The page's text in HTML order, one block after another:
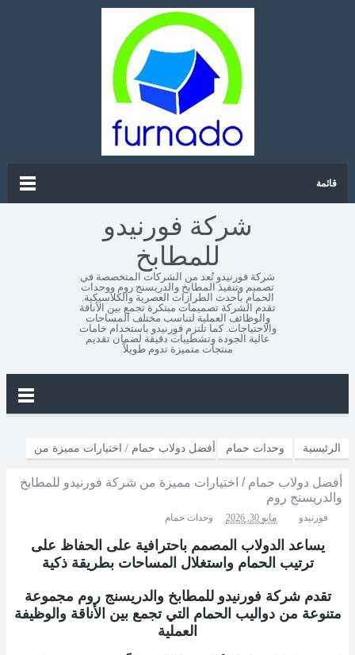
قائمة
شركة فورنيدو
للمطابخ
شركة فورنيدو تُعد من الشركات المتخصصة في
تصميم وتنفيذ المطابخ والدريسنج روم ووحدات
الحمام بأحدث الطرازات العصرية والكلاسيكية.
تقدم الشركة تصميمات مبتكرة تجمع بين الأناقة
والوظائف العملية لتناسب مختلف المساحات
والاحتياجات. كما تلتزم فورنيدو باستخدام خامات
عالية الجودة وتشطيبات دقيقة لضمان تقديم
منتجات متميزة تدوم طويلاً
الرئيسية وحدات حمام أفضل دولاب حمام / اختيارات مميزة من
شركة فورنيدو للمطابخ والدريسنج روم
أفضل دولاب حمام / اختيارات مميزة من شركة فورنيدو للمطابخ
والدريسنج روم
فورنيدو مايو 30, 2026 وحدات حمام
يساعد الدولاب المصمم باحترافية على الحفاظ على
ترتيب الحمام واستغلال المساحات بطريقة ذكية
تقدم شركة فورنيدو للمطابخ والدريسنج روم مجموعة
متنوعة من دواليب الحمام التي تجمع بين الأناقة والوظيفة
العملية